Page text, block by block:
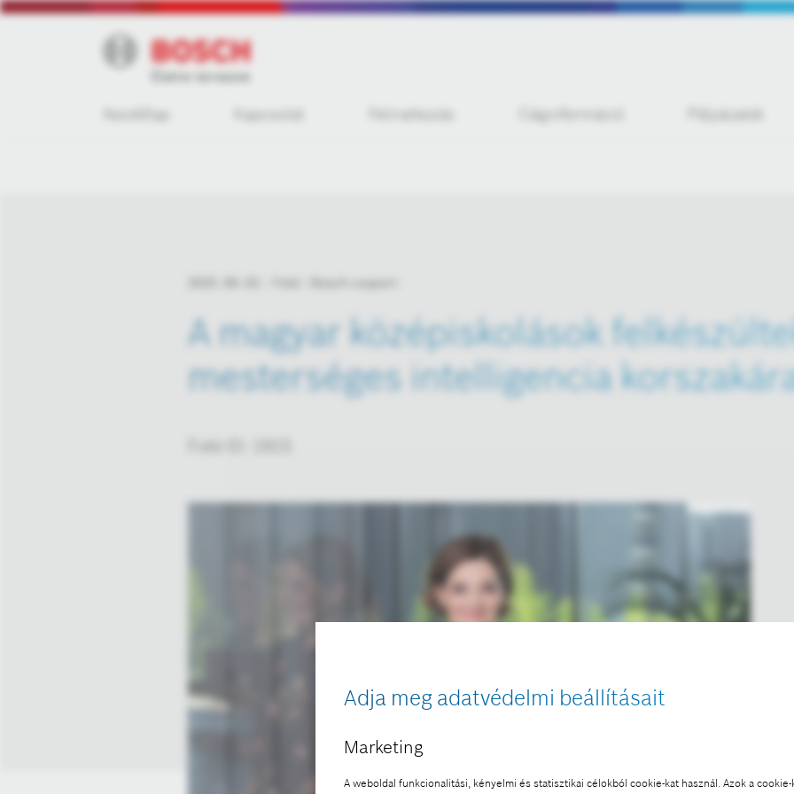
Adja meg adatvédelmi beállításait
Marketing
A weboldal funkcionalitási, kényelmi és statisztikai célokból cookie-kat használ. Azok a cookie-
Kezdőlap Kapcsolat Céginformáció
A magyar középiskolások
mesterséges intelligencia